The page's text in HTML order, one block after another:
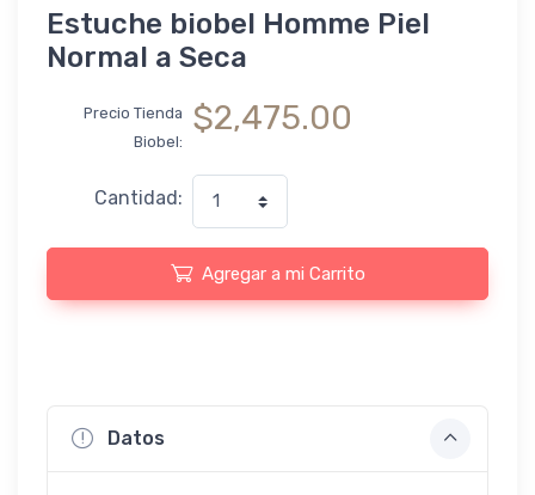
Estuche biobel Homme Piel
Normal a Seca
Precio Tienda
Biobel:
$2,475.00
Cantidad:
Agregar a mi Carrito
Datos